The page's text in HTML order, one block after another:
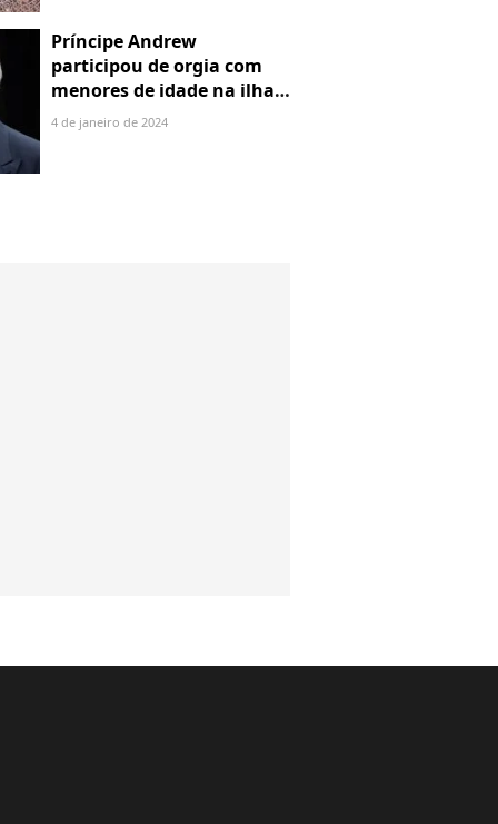
Príncipe Andrew
participou de orgia com
menores de idade na ilha
de Jeffrey Epstein, chefe de
4 de janeiro de 2024